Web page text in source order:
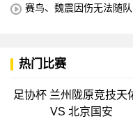
赛鸟、魏震因伤无法随
热门比赛
足协杯 兰州陇原竞技天
VS 北京国安